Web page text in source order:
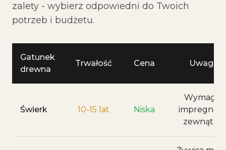
zalety - wybierz odpowiedni do Twoich
potrzeb i budżetu.
Gatunek
drewna
Trwałość Cena Uwagi
Świerk 10-15 lat Niska
Wymaga
impregnacji
zewnątrz